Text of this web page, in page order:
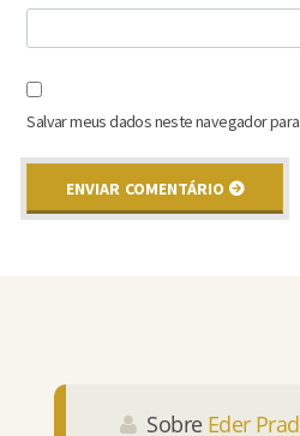
Salvar meus dados neste navegador
Sobre Eder